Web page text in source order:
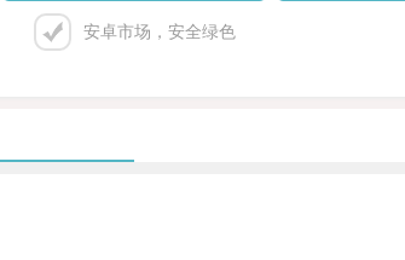
安卓市场，安全绿色